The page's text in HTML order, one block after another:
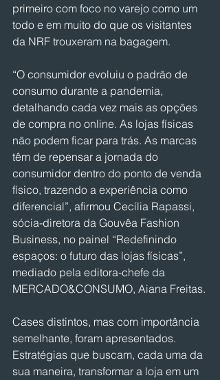
primeiro com foco no varejo como um
todo e em muito do que os visitantes
da NRF trouxeram na bagagem.
“O consumidor evoluiu o padrão de
consumo durante a pandemia,
detalhando cada vez mais as opções
de compra no online. As lojas físicas
não podem ficar para trás. As marcas
têm de repensar a jornada do
consumidor dentro do ponto de venda
físico, trazendo a experiência como
diferencial”, afirmou Cecília Rapassi,
sócia-diretora da Gouvêa Fashion
Business, no painel “Redefinindo
espaços: o futuro das lojas físicas”,
mediado pela editora-chefe da
MERCADO&CONSUMO, Aiana Freitas.
Cases distintos, mas com importância
semelhante, foram apresentados.
Estratégias que buscam, cada uma da
sua maneira, transformar a loja em um